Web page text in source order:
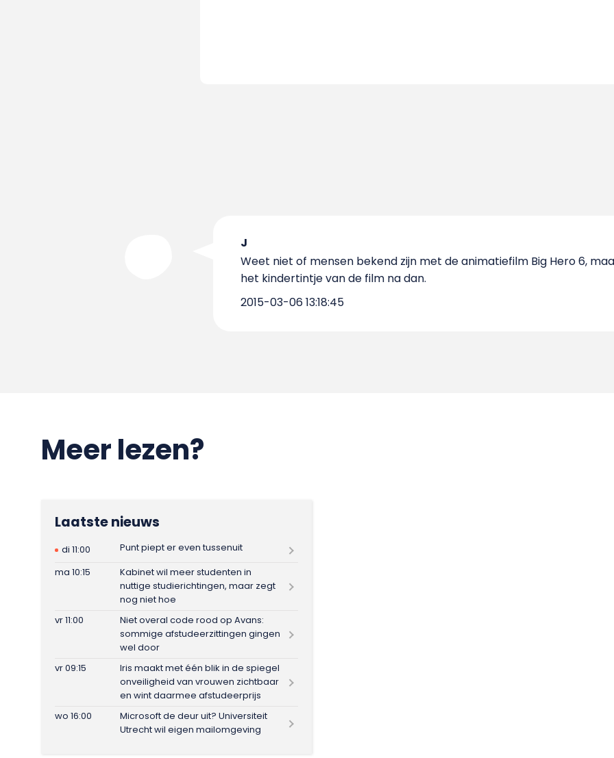
J
Weet niet of mensen bekend zijn met de animatiefilm Big Hero 6,
het kindertintje van de film na dan.
2015-03-06 13:18:45
Meer lezen?
Laatste nieuws
di 11:00
Punt piept er even tussenuit
ma 10:15
Kabinet wil meer studenten in
nuttige studierichtingen, maar zegt
nog niet hoe
vr 11:00
Niet overal code rood op Avans:
sommige afstudeerzittingen gingen
wel door
vr 09:15
Iris maakt met één blik in de spiegel
onveiligheid van vrouwen zichtbaar
en wint daarmee afstudeerprijs
wo 16:00
Microsoft de deur uit? Universiteit
Utrecht wil eigen mailomgeving